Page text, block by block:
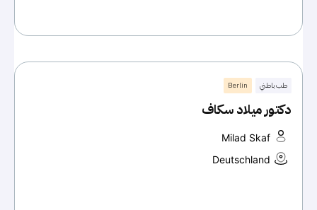
طب باطني Berlin
دكتور ميلاد سكاف
Milad Skaf
Deutschland